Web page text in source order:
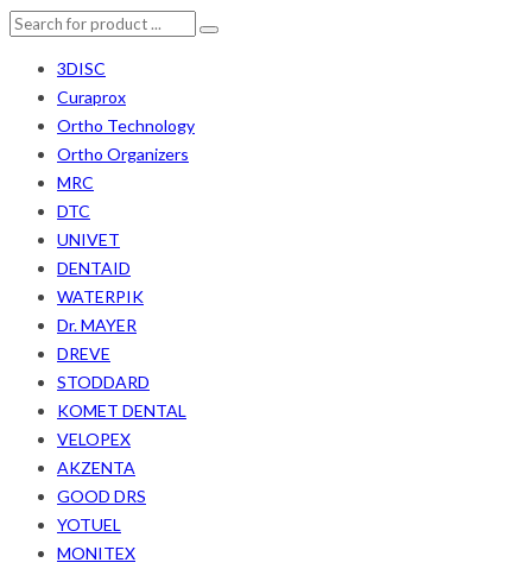
3DISC
Curaprox
Ortho Technology
Ortho Organizers
MRC
DTC
UNIVET
DENTAID
WATERPIK
Dr. MAYER
DREVE
STODDARD
KOMET DENTAL
VELOPEX
AKZENTA
GOOD DRS
YOTUEL
MONITEX